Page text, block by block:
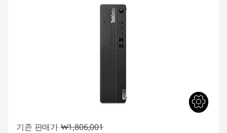
기존 판매가 ₩1,806,001